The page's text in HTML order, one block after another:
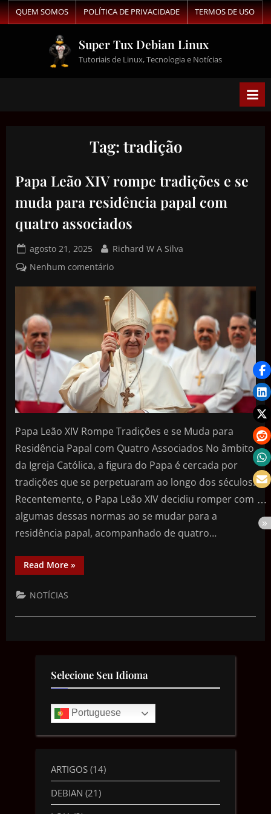
QUEM SOMOS POLÍTICA DE PRIVACIDADE TERMOS DE USO
Super Tux Debian Linux
Tutoriais de Linux, Tecnologia e Notícias
Tag: tradição
Papa Leão XIV rompe tradições e se
muda para residência papal com
quatro associados
agosto 21, 2025
Richard W A Silva
Nenhum comentário
Papa Leão XIV Rompe Tradições e se Muda para
Residência Papal com Quatro Associados No âmbito
da Igreja Católica, a figura do Papa é cercada por
tradições que se perpetuaram ao longo dos séculos.
Recentemente, o Papa Leão XIV decidiu romper com
algumas dessas normas ao se mudar para a
residência papal, acompanhado de quatro…
Read More »
NOTÍCIAS
Selecione Seu Idioma
Portuguese
ARTIGOS (14)
DEBIAN (21)